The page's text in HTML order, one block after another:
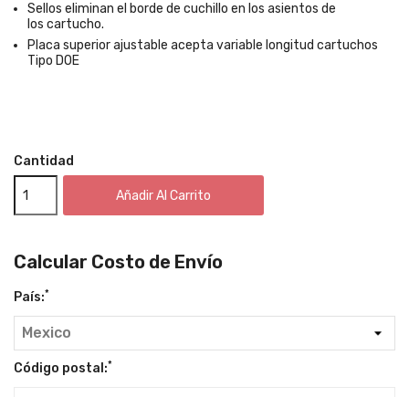
Sellos eliminan el borde de cuchillo en los asientos de
los cartucho.
Placa superior ajustable acepta variable longitud cartuchos
Tipo DOE
Cantidad
Añadir Al Carrito
Calcular Costo de Envío
País:*
Código postal:*